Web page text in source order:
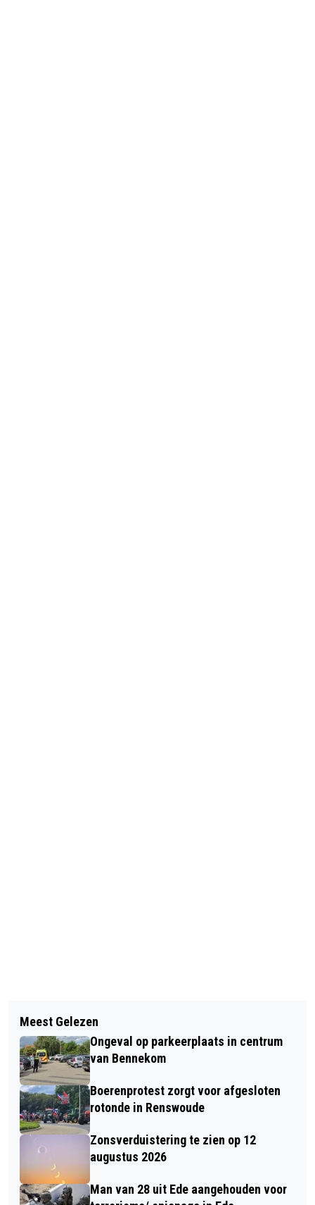
JUWELIER JACQUES PLOEGER HEEFT
NU EEN ATELIER IN EDE
AANRIJDING TUSSEN EEN AUTO EN
FIETS IN EDE
Meest Gelezen
Ongeval op parkeerplaats in centrum
van Bennekom
Boerenprotest zorgt voor afgesloten
rotonde in Renswoude
Zonsverduistering te zien op 12
augustus 2026
Man van 28 uit Ede aangehouden voor